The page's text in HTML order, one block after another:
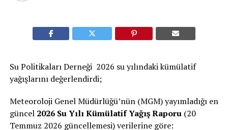
Su Politikaları Derneği 2026 su yılındaki kümülatif
yağışlarını değerlendirdi;
Meteoroloji Genel Müdürlüğü’nün (MGM) yayımladığı en
güncel 2026 Su Yılı Kümülatif Yağış Raporu(20
Temmuz 2026 güncellemesi) verilerine göre: